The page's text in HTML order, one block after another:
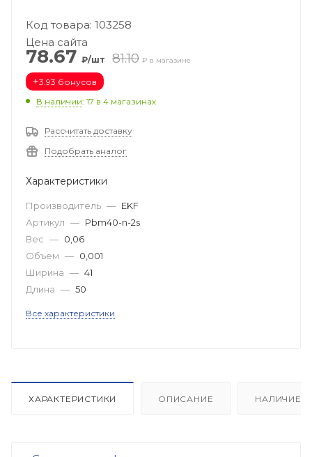
Код товара: 103258
Цена сайта
78.67 ₽/шт 81.10 ₽ в магазине
+3.93 бонусов
В наличии: 17 в 4 магазинах
Рассчитать доставку
Подобрать аналог
Характеристики
Производитель — EKF
Артикул — Pbm40-n-2s
Вес — 0,06
Объем — 0,001
Ширина — 41
Длина — 50
Все характеристики
ХАРАКТЕРИСТИКИ ОПИСАНИЕ НАЛИЧИЕ